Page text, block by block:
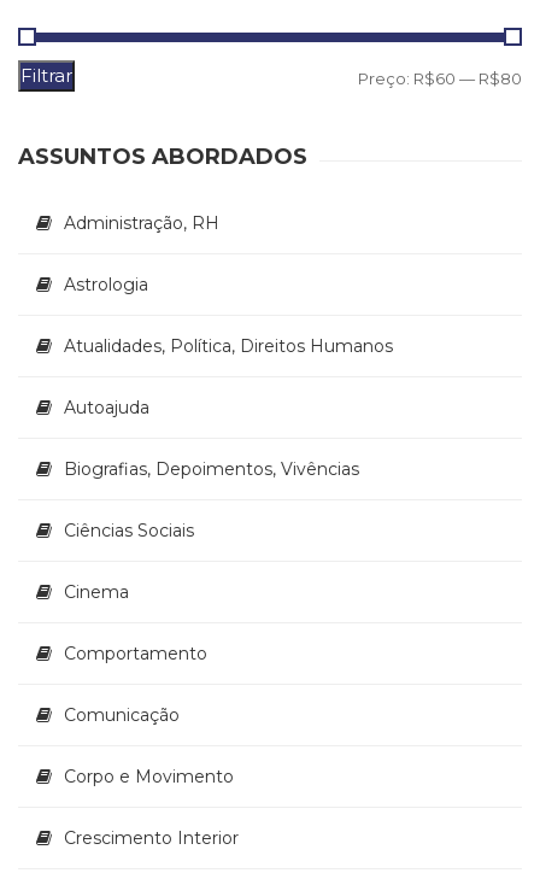
(22)
Temas
africanos
Terapia
Treinamento
RH
(1)
Prática
Filtrar Preço: R$60 — R$80
ASSUNTOS ABORDADOS
Administração, RH
Astrologia
Atualidades, Política, Direitos Humanos
Autoajuda
Biografias, Depoimentos, Vivências
Ciências Sociais
Cinema
Comportamento
Comunicação
Corpo e Movimento
Crescimento Interior